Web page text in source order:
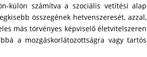
külön számítva a szociális vetítési alap
összegének hetvenszeresét, azzal,
más törvényes képviselő életvitelszeren
a mozgáskorlátozottságra vagy tartós